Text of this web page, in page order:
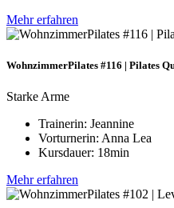
Mehr erfahren
WohnzimmerPilates #116 | Pilates
Starke Arme
Trainerin: Jeannine
Vorturnerin: Anna Lea
Kursdauer: 18min
Mehr erfahren